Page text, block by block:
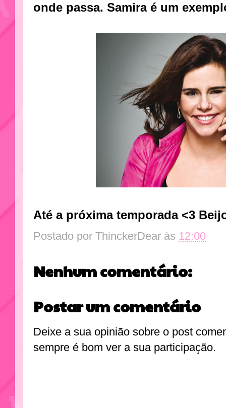
onde passa. Samira é um
Até a próxima temporada <3
Postado por ThinckerDear às 12:00
Nenhum comentário:
Postar um comentário
Deixe a sua opinião sobre o post
sempre é bom ver a sua participação.